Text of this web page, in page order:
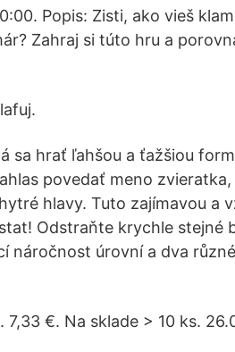
Popis: Zisti, ako vieš
Zahraj si túto hru a
sa hrať ľahšou a ťažšiou
povedať meno
hlavy. Tuto zajímavou a
Odstraňte krychle stejné
náročnost úrovní a dva
7,33 €. Na sklade > 10 ks.